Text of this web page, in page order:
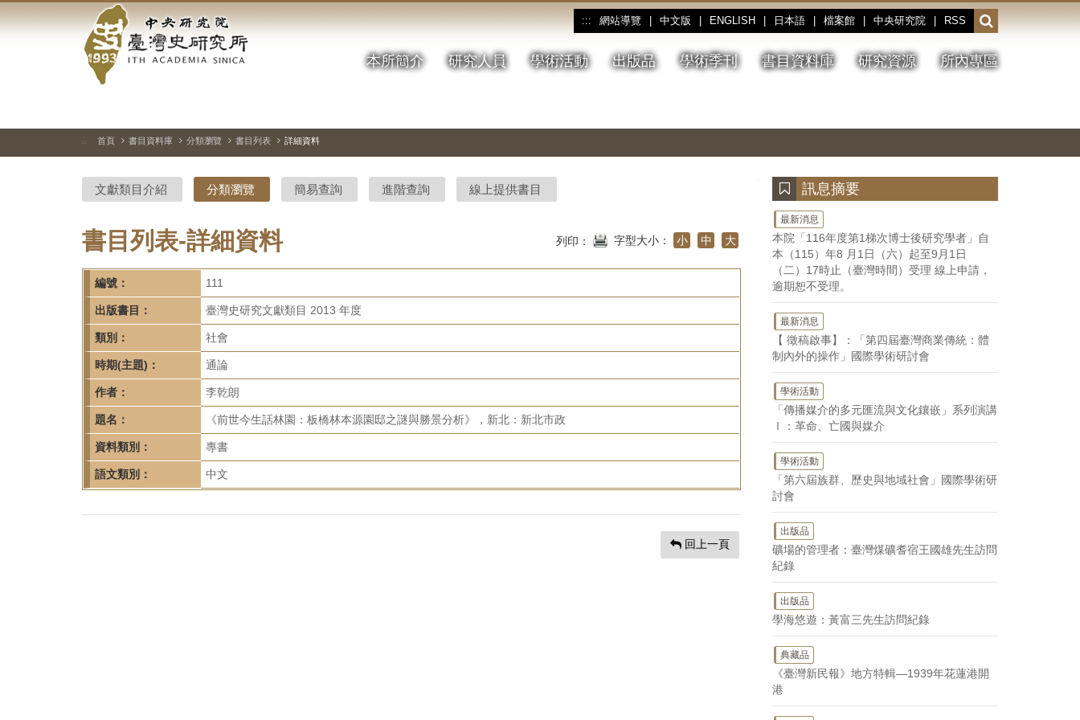
到
中
央
研
院-
臺
灣
史
研
究
所-
首
頁
::: 網站導覽 中文版 ENGLISH 日本語 檔案館 中央研究院 RSS
開
啟
或
收
本所簡介 研究人員 學術活動 出版品 學術季刊 書目資料庫 研究資源 所內專區
停、
圖
圖
結
::: 首頁 書目資料庫 分類瀏覽 書目列表 詳細資料
文獻類目介紹 分類瀏覽 簡易查詢 進階查詢 線上提供書目
書目列表-詳細資料 列印： 字型大小： 小 中 大
編號： 111
出版書目： 臺灣史研究文獻類目 2013 年度
類別： 社會
時期(主題)： 通論
作者： 李乾朗
題名： 《前世今生話林園：板橋林本源園邸之謎與勝景分析》，新北：新北市政
資料類別： 專書
語文類別： 中文
回上一頁
訊息摘要
最新消息
本院「116年度第1梯次博士後研究學者」自
本（115）年8 月1日（六）起至9月1日
（二）17時止（臺灣時間）受理 線上申請，
逾期恕不受理。
最新消息
【 徵稿啟事】：「第四屆臺灣商業傳統：體
制內外的操作」國際學術研討會
學術活動
「傳播媒介的多元匯流與文化鑲嵌」系列演講
Ⅰ：革命、亡國與媒介
學術活動
「第六屆族群、歷史與地域社會」國際學術研
討會
出版品
礦場的管理者：臺灣煤礦耆宿王國雄先生訪問
紀錄
出版品
學海悠遊：黃富三先生訪問紀錄
典藏品
《臺灣新民報》地方特輯—1939年花蓮港開
港